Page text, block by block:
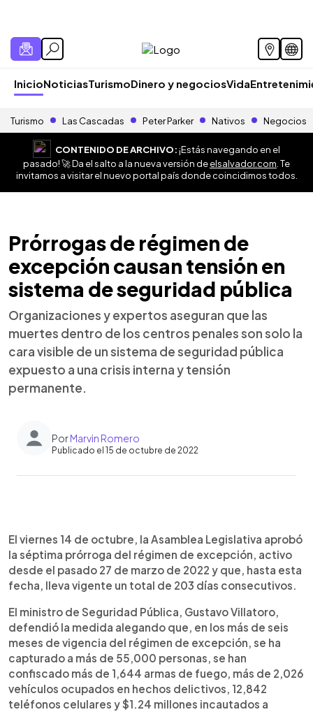
InicioNoticiasTurismoDinero y negociosVida
Turismo Las Cascadas Peter Parker Nativos Negocios
CONTENIDO DE ARCHIVO:¡Estás navegando en el
pasado! 🚀 Da el salto a la nueva versión deelsalvador.com . Te
invitamos a visitar el nuevo portal país donde coincidimos todos.
Prórrogas de régimen de
excepción causan tensión en
sistema de seguridad pública
Organizaciones y expertos aseguran que las
muertes dentro de los centros penales son solo la
cara visible de un sistema de seguridad pública
expuesto a una crisis interna y tensión
permanente.
PorMarvin Romero
Publicado el 15 de octubre de 2022
Escuchar artículo
El viernes 14 de octubre, la Asamblea Legislativa aprobó
la séptima prórroga del régimen de excepción, activo
desde el pasado 27 de marzo de 2022 y que, hasta esta
fecha, lleva vigente un total de 203 días consecutivos.
El ministro de Seguridad Pública, Gustavo Villatoro,
defendió la medida alegando que, en los más de seis
meses de vigencia del régimen de excepción, se ha
capturado a más de 55,000 personas, se han
confiscado más de 1,644 armas de fuego, más de 2,026
vehículos ocupados en hechos delictivos, 12,842
teléfonos celulares y $1.24 millones incautados a